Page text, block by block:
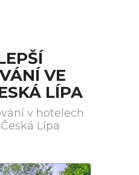
VE
LÍPA
v hotelech
Lípa